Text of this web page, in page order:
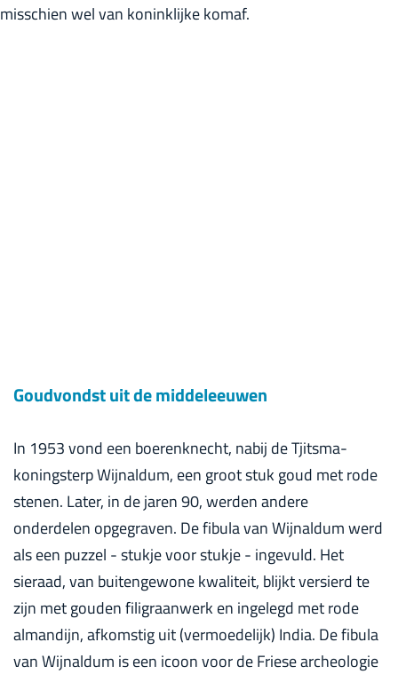
misschien wel van koninklijke komaf.
Goudvondst uit de middeleeuwen
In 1953 vond een boerenknecht, nabij de Tjitsma-
koningsterp Wijnaldum, een groot stuk goud met rode
stenen. Later, in de jaren 90, werden andere
onderdelen opgegraven. De fibula van Wijnaldum werd
als een puzzel - stukje voor stukje - ingevuld. Het
sieraad, van buitengewone kwaliteit, blijkt versierd te
zijn met gouden filigraanwerk en ingelegd met rode
almandijn, afkomstig uit (vermoedelijk) India. De fibula
van Wijnaldum is een icoon voor de Friese archeologie